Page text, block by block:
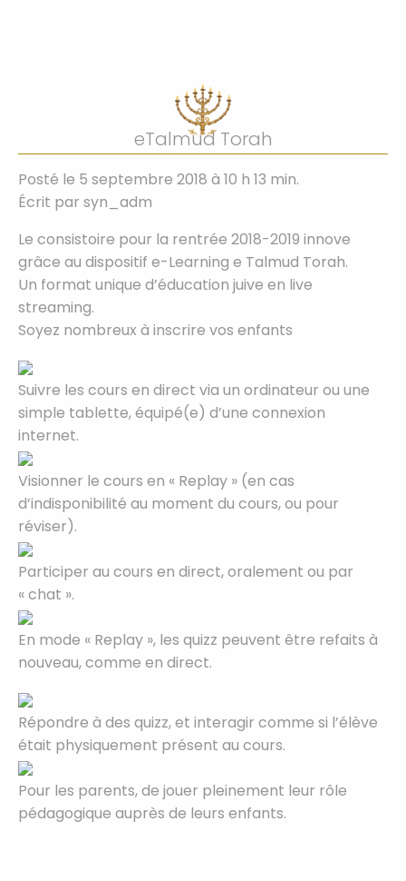
eTalmud Torah
Posté le 5 septembre 2018 à 10 h 13 min.
Écrit par syn_adm
Le consistoire pour la rentrée 2018-2019 innove
grâce au dispositif e-Learning e Talmud Torah.
Un format unique d’éducation juive en live
streaming.
Soyez nombreux à inscrire vos enfants
Suivre les cours en direct via un ordinateur ou une
simple tablette, équipé(e) d’une connexion
internet.
Visionner le cours en « Replay » (en cas
d’indisponibilité au moment du cours, ou pour
réviser).
Participer au cours en direct, oralement ou par
« chat ».
En mode « Replay », les quizz peuvent être refaits à
nouveau, comme en direct.
Répondre à des quizz, et interagir comme si l’élève
était physiquement présent au cours.
Pour les parents, de jouer pleinement leur rôle
pédagogique auprès de leurs enfants.